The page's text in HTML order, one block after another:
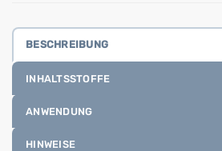
BESCHREIBUNG
INHALTSSTOFFE
ANWENDUNG
HINWEISE